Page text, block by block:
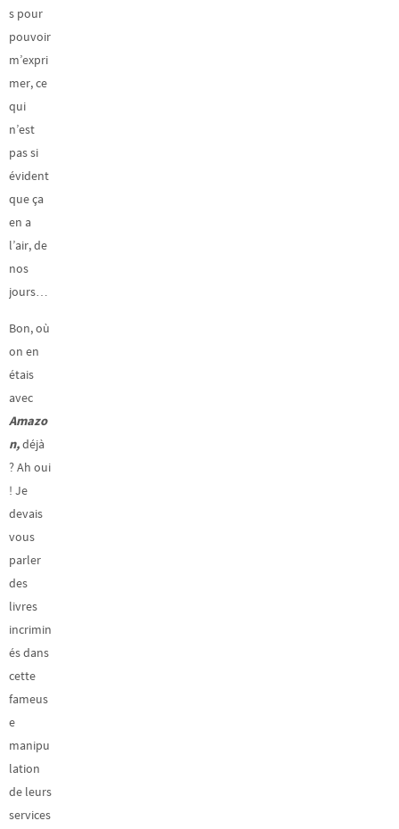
s pour
pouvoir
m’expri
mer, ce
qui
n’est
pas si
évident
que ça
en a
l’air, de
nos
jours…
Bon, où
on en
étais
avec
Amazo
n,déjà
? Ah oui
! Je
devais
vous
parler
des
livres
incrimin
és dans
cette
fameus
e
manipu
lation
de leurs
services